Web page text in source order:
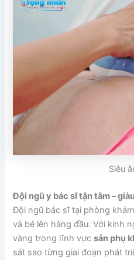
Siêu
Đội ngũ y bác sĩ tận tâm –
Đội ngũ bác sĩ tại phòng
và bé lên hàng đầu. Với kinh
vàng trong lĩnh vựcsản phụ
sát sao từng giai đoạn phát